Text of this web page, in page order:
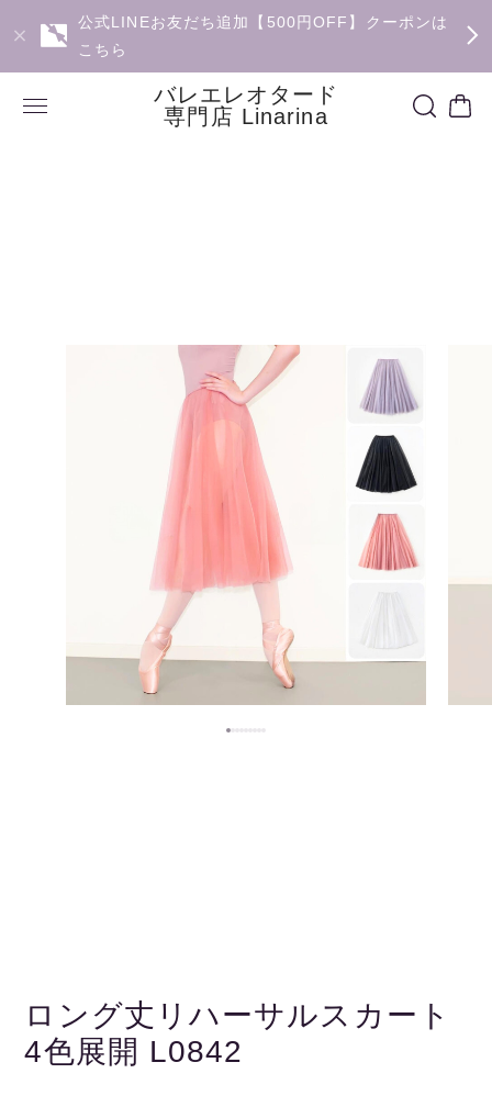
公式LINEお友だち追加【500円OFF】クーポンは
こちら
バレエレオタード
専門店 Linarina
ロング丈リハーサルスカート
4色展開 L0842